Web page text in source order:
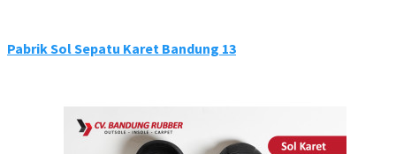
Pabrik Sol Sepatu Karet Bandung 13